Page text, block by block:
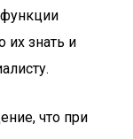
их знать и
что при